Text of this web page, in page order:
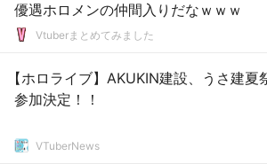
優遇ホロメンの仲間入りだなｗｗｗ
Vtuberまとめてみました
【ホロライブ】AKUKIN建設、うさ建夏
参加決定！！
VTuberNews